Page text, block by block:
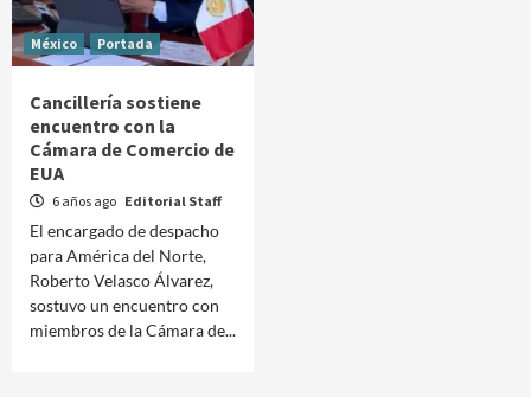
México Portada
Cancillería sostiene
encuentro con la
Cámara de Comercio de
EUA
6 años ago Editorial Staff
El encargado de despacho
para América del Norte,
Roberto Velasco Álvarez,
sostuvo un encuentro con
miembros de la Cámara de...